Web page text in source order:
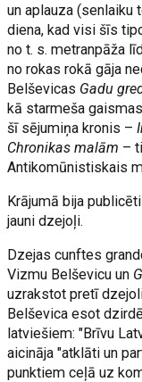
un aplauza (senlaiku
diena, kad visi šīs
no t. s. metranpāža
no rokas rokā gāja
Belševicas Gadu
kā starmeša
šī sējumiņa kronis –
Chronikas malām –
Antikomūnistiskais
Krājumā bija
jauni dzejoļi.
Dzejas cunftes
Vizmu Belševicu un
uzrakstot pretī
Belševica esot
latviešiem: "Brīvu
aicināja "atklāti un
punktiem ceļā uz